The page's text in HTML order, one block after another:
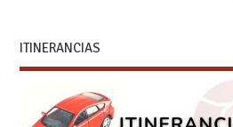
ITINERANCIAS